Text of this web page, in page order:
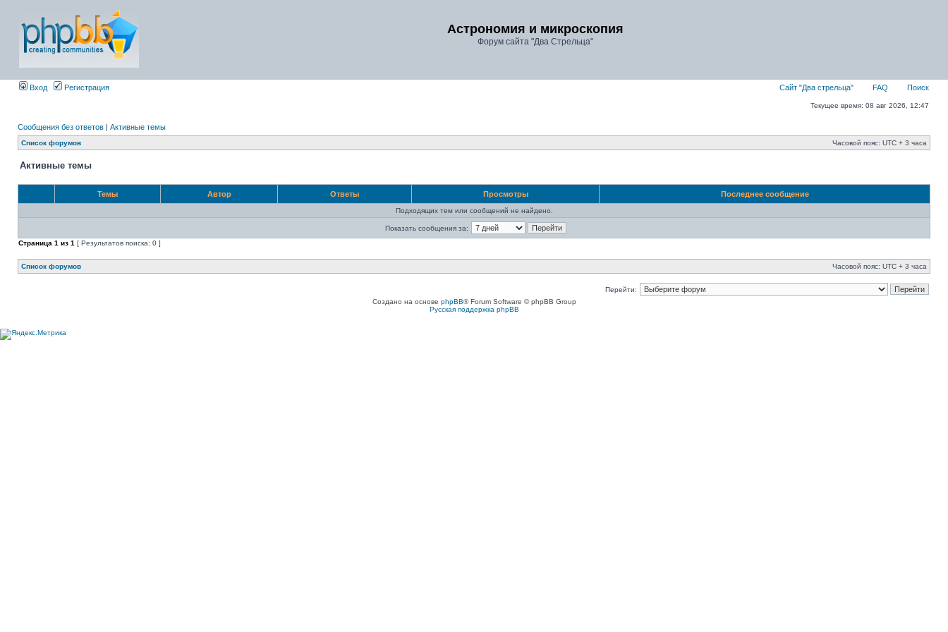
Астрономия и микроскопия
Форум сайта "Два Стрельца"
Вход Регистрация Сайт "Два стрельца" FAQ Поиск
Текущее время: 08 авг 2026, 12:47
Сообщения без ответов | Активные темы
Список форумов Часовой пояс: UTC + 3 часа
Активные темы
Темы Автор Ответы Просмотры Последнее сообщение
Подходящих тем или сообщений не найдено.
Показать сообщения за:
Страница 1 из 1 [ Результатов поиска: 0 ]
Список форумов Часовой пояс: UTC + 3 часа
Перейти:
Создано на основе phpBB® Forum Software © phpBB Group
Русская поддержка phpBB